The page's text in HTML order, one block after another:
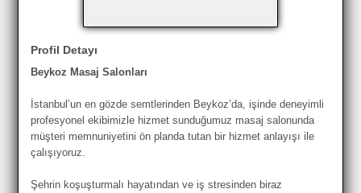
Profil Detayı
Beykoz Masaj Salonları
İstanbul’un en gözde semtlerinden Beykoz’da, işinde deneyimli
profesyonel ekibimizle hizmet sunduğumuz masaj salonunda
müşteri memnuniyetini ön planda tutan bir hizmet anlayışı ile
çalışıyoruz.
Şehrin koşuşturmalı hayatından ve iş stresinden biraz